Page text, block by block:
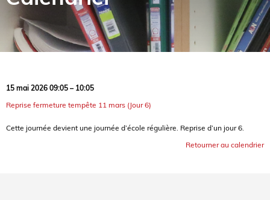
15 mai 2026 09:05 – 10:05
Reprise fermeture tempête 11 mars (Jour 6)
Cette journée devient une journée d’école régulière. Reprise d’un jour 6.
Retourner au calendrier